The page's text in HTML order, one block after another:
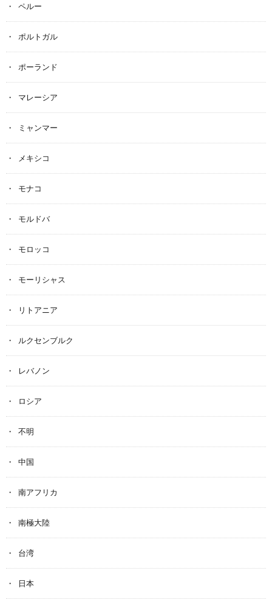
ペルー
ポルトガル
ポーランド
マレーシア
ミャンマー
メキシコ
モナコ
モルドバ
モロッコ
モーリシャス
リトアニア
ルクセンブルク
レバノン
ロシア
不明
中国
南アフリカ
南極大陸
台湾
日本